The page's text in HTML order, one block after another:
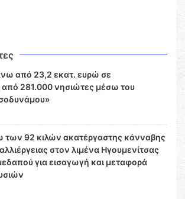
από 23,2 εκατ. ευρώ σε
από 281.000 νησιώτες μέσω του
των 92 κιλών ακατέργαστης κάνναβης
στον λιμένα Ηγουμενίτσας
για εισαγωγή και μεταφορά